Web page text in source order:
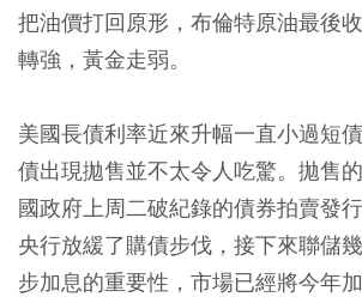
把油價打回原形，布倫特原油最後
轉強，黃金走弱。
美國長債利率近來升幅一直小過短
債出現拋售並不太令人吃驚。拋售
國政府上周二破紀錄的債券拍賣發
央行放緩了購債步伐，接下來聯儲
步加息的重要性，市場已經將今年